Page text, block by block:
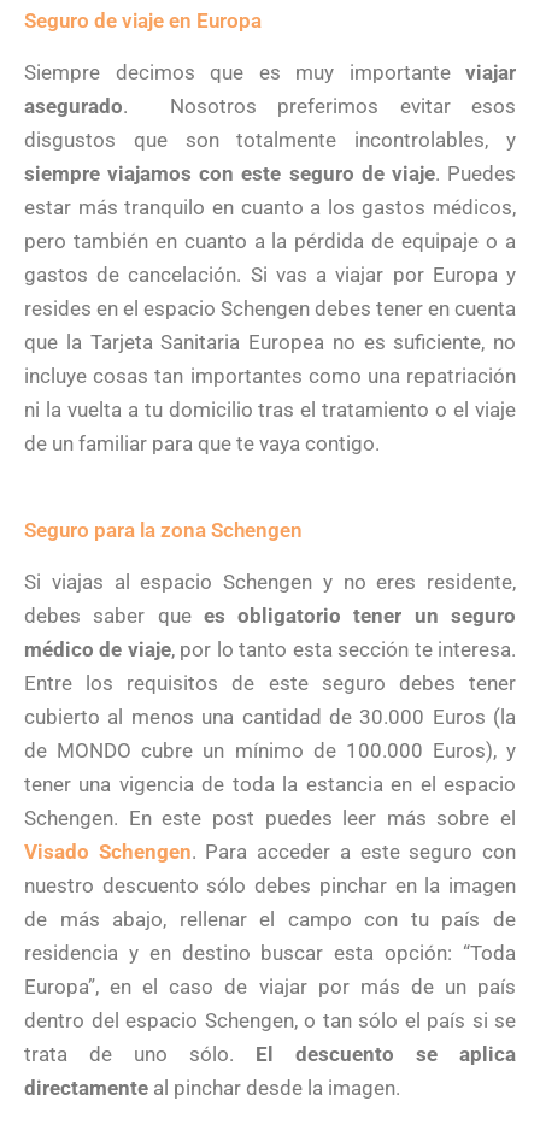
Seguro de viaje en Europa
Siempre decimos que es muy importante viajar
asegurado. Nosotros preferimos evitar esos
disgustos que son totalmente incontrolables, y
siempre viajamos con este seguro de viaje. Puedes
estar más tranquilo en cuanto a los gastos médicos,
pero también en cuanto a la pérdida de equipaje o a
gastos de cancelación. Si vas a viajar por Europa y
resides en el espacio Schengen debes tener en cuenta
que la Tarjeta Sanitaria Europea no es suficiente, no
incluye cosas tan importantes como una repatriación
ni la vuelta a tu domicilio tras el tratamiento o el viaje
de un familiar para que te vaya contigo.
Seguro para la zona Schengen
Si viajas al espacio Schengen y no eres residente,
debes saber que es obligatorio tener un seguro
médico de viaje, por lo tanto esta sección te interesa.
Entre los requisitos de este seguro debes tener
cubierto al menos una cantidad de 30.000 Euros (la
de MONDO cubre un mínimo de 100.000 Euros), y
tener una vigencia de toda la estancia en el espacio
Schengen. En este post puedes leer más sobre el
Visado Schengen. Para acceder a este seguro con
nuestro descuento sólo debes pinchar en la imagen
de más abajo, rellenar el campo con tu país de
residencia y en destino buscar esta opción: “Toda
Europa”, en el caso de viajar por más de un país
dentro del espacio Schengen, o tan sólo el país si se
trata de uno sólo. El descuento se aplica
directamente al pinchar desde la imagen.